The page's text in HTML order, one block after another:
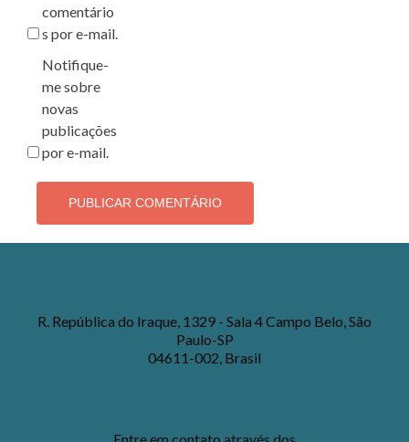
comentário
s por e-mail.
Notifique-
me sobre
novas
publicações
por e-mail.
R. República do Iraque, 1329 - Sala 4 Campo Belo, São
Paulo-SP
04611-002, Brasil